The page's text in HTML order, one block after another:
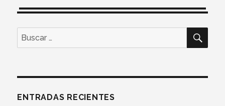
Buscar
por:
ENTRADAS RECIENTES